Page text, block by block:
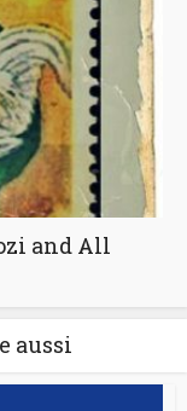
and All
aussi